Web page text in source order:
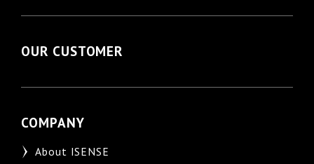
OUR CUSTOMER
COMPANY
About ISENSE